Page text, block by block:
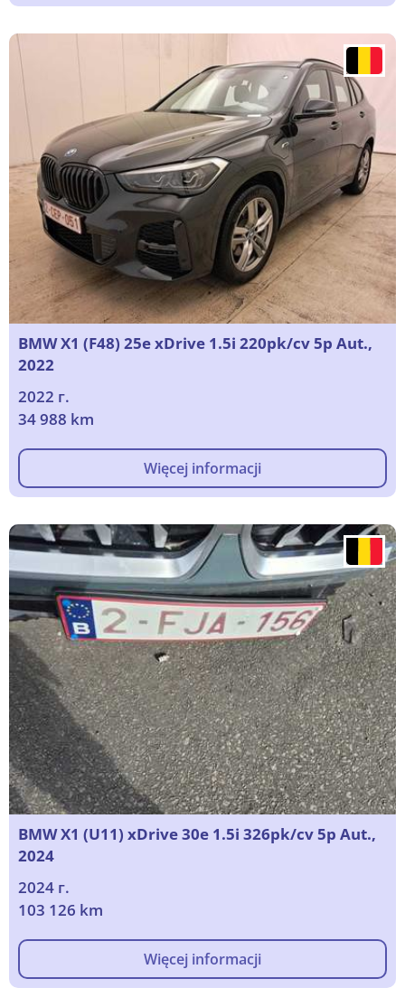
BMW X1 (F48) 25e xDrive 1.5i 220pk/cv 5p Aut.,
2022
2022 г.
34 988 km
Więcej informacji
BMW X1 (U11) xDrive 30e 1.5i 326pk/cv 5p Aut.,
2024
2024 г.
103 126 km
Więcej informacji